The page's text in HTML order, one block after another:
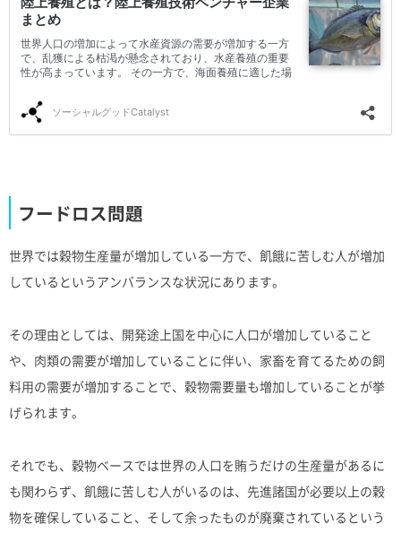
フードロス問題
世界では穀物生産量が増加している一方で、飢餓に苦しむ人が増加
しているというアンバランスな状況にあります。
その理由としては、開発途上国を中心に人口が増加していること
や、肉類の需要が増加していることに伴い、家畜を育てるための飼
料用の需要が増加することで、穀物需要量も増加していることが挙
げられます。
それでも、穀物ベースでは世界の人口を賄うだけの生産量があるに
も関わらず、飢餓に苦しむ人がいるのは、先進諸国が必要以上の穀
物を確保していること、そして余ったものが廃棄されているという